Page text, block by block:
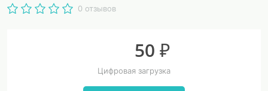
0 отзывов
50 ₽
Цифровая загрузка